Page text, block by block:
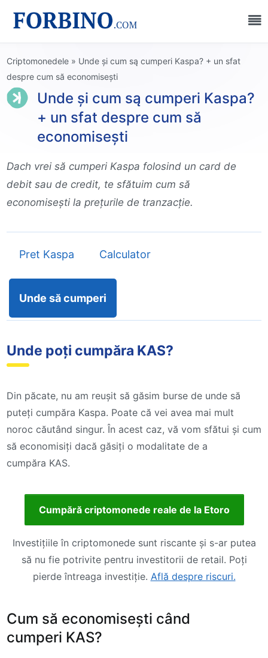
Criptomonedele » Unde și cum są cumperi Kaspa? + un sfat
despre cum să economisești
Unde și cum są cumperi Kaspa?
+ un sfat despre cum să
economisești
Dach vrei să cumperi Kaspa folosind un card de
debit sau de credit, te sfătuim cum să
economisești la prețurile de tranzacție.
Pret Kaspa Calculator
Unde să cumperi
Unde poți cumpăra KAS?
Din păcate, nu am reușit să găsim burse de unde să
puteți cumpăra Kaspa. Poate că vei avea mai mult
noroc căutând singur. În acest caz, vă vom sfătui și cum
să economisiți dacă găsiți o modalitate de a
cumpăra KAS.
Cumpără criptomonede reale de la Etoro
Investițiile în criptomonede sunt riscante și s-ar putea
să nu fie potrivite pentru investitorii de retail. Poți
pierde întreaga investiție. Află despre riscuri.
Cum să economisești când
cumperi KAS?